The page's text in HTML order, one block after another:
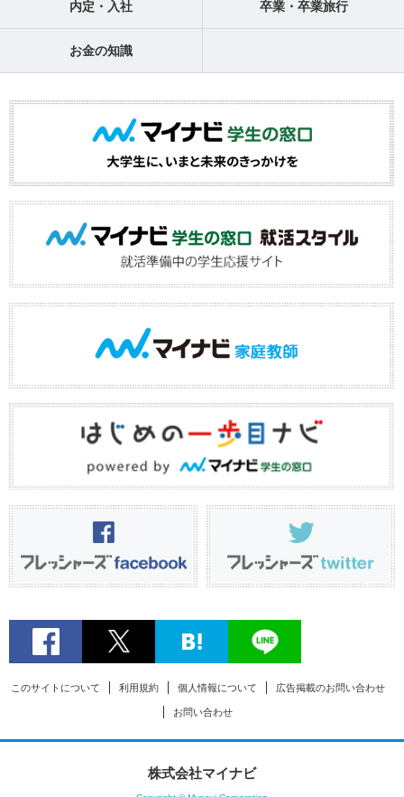
内定・入社 卒業・卒業旅行
お金の知識
このサイトについて 利用規約 個人情報について 広告掲載のお問い合わせ
お問い合わせ
株式会社マイナビ